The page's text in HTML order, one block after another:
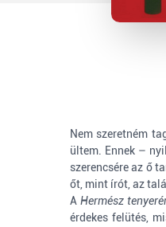
Nem szeretném
ültem. Ennek –
szerencsére az ő
őt, mint írót, az
A Hermész
érdekes felütés,